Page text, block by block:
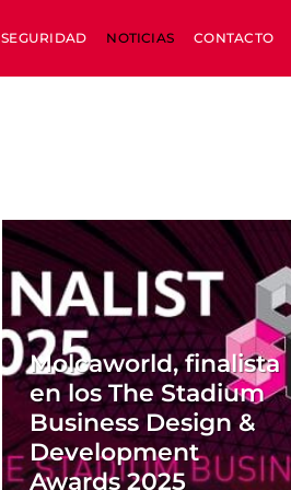
SEGURIDAD NOTICIAS CONTACTO
Molcaworld, finalista
en los The Stadium
Business Design &
Development
Awards 2025